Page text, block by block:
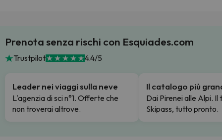
Prenota senza rischi con Esquiades.com
Trustpilot 4.4/5
Leader nei viaggi sulla neve
L'agenzia di sci n°1. Offerte che
non troverai altrove.
Il catalogo più
Dai Pirenei alle Alpi. Il
Skipass, tutto pronto.